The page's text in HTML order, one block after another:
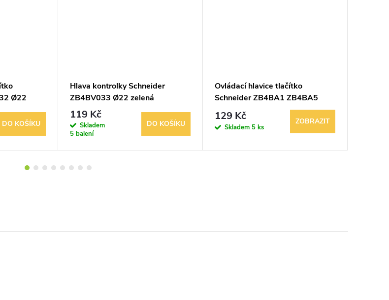
Ø22
DO KOŠÍKU
Hlava kontrolky Schneider
ZB4BV033 Ø22 zelená
119 Kč
Skladem
5 balení
DO KOŠÍKU
Ovládací hlavice tlačítko
Schneider ZB4BA1 ZB4BA5
Ø22 bílé žluté
129 Kč
Skladem 5 ks
ZOBRAZIT